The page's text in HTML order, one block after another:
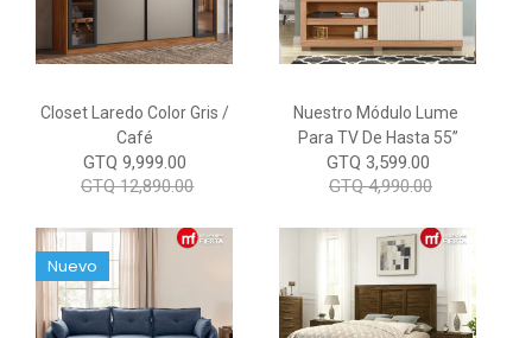
Closet Laredo Color Gris /
Café
GTQ 9,999.00
GTQ 12,890.00
Nuestro Módulo Lume
Para TV De Hasta 55”
GTQ 3,599.00
GTQ 4,990.00
Nuevo